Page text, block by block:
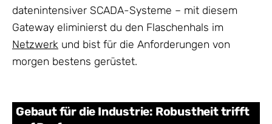
datenintensiver SCADA-Systeme – mit diesem
Gateway eliminierst du den Flaschenhals im
Netzwerk und bist für die Anforderungen von
morgen bestens gerüstet.
Gebaut für die Industrie: Robustheit trifft